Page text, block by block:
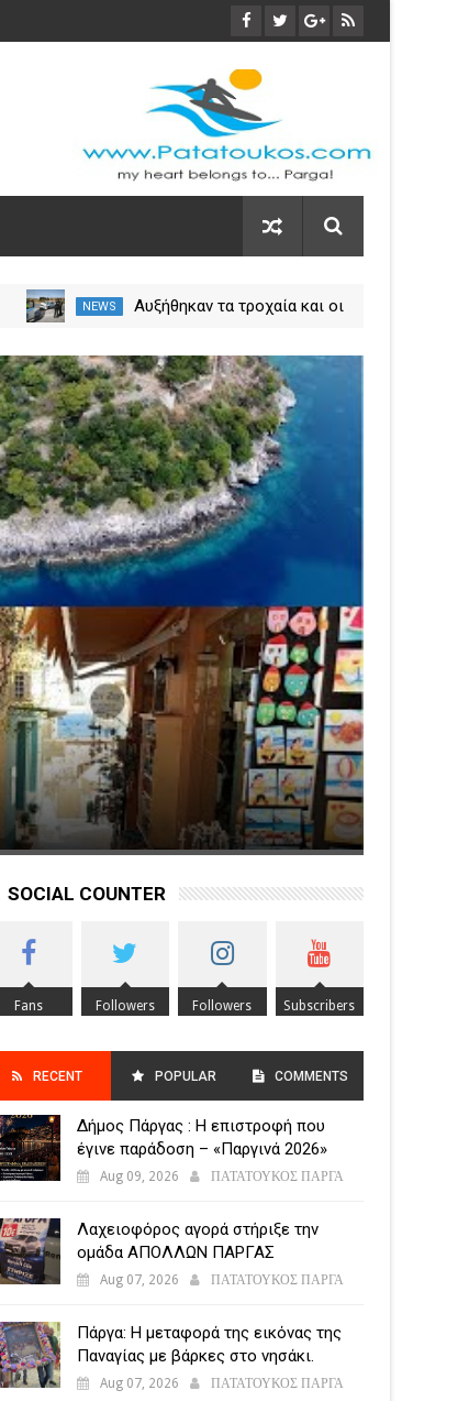
NEWS
Αυξήθηκαν τα τροχαία και οι
SOCIAL COUNTER
Fans Followers Followers Subscribers
RECENT POPULAR
POSTS
COMMENTS
Δήμος Πάργας : Η επιστροφή που
έγινε παράδοση – «Παργινά 2026»
Aug 09, 2026 ΠΑΤΑΤΟΥΚΟΣ ΠΑΡΓΑ
Λαχειοφόρος αγορά στήριξε την
ομάδα ΑΠΟΛΛΩΝ ΠΑΡΓΑΣ
Aug 07, 2026 ΠΑΤΑΤΟΥΚΟΣ ΠΑΡΓΑ
Πάργα: Η μεταφορά της εικόνας της
Παναγίας με βάρκες στο νησάκι.
Aug 07, 2026 ΠΑΤΑΤΟΥΚΟΣ ΠΑΡΓΑ